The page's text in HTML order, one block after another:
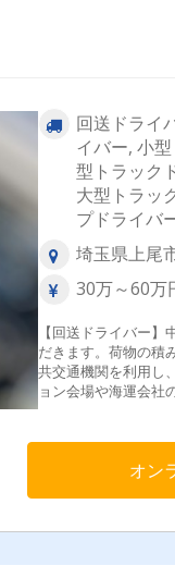
回送ドライ
イバー, 小
型トラック
大型トラッ
プドライバ
埼玉県上尾
30万～60万
【回送ドライバー
だきます。荷物の積
共交通機関を利用し
ョン会場や海運会社
ど[仕事の流れ]公共
のみ）＜東京都＞
市、さいたま市、
市、深谷市、鴻巣
葉市、野田市、柏市
土浦市、水戸市、ひ
オン